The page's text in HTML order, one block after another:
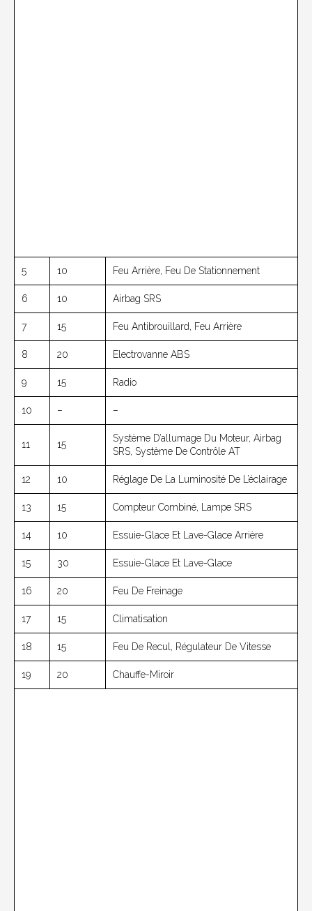
5 10 Feu Arrière, Feu De Stationnement
6 10 Airbag SRS
7 15 Feu Antibrouillard, Feu Arrière
8 20 Electrovanne ABS
9 15 Radio
10 – –
11 15
Système D’allumage Du Moteur, Airbag
SRS, Système De Contrôle AT
12 10 Réglage De La Luminosité De L’éclairage
13 15 Compteur Combiné, Lampe SRS
14 10 Essuie-Glace Et Lave-Glace Arrière
15 30 Essuie-Glace Et Lave-Glace
16 20 Feu De Freinage
17 15 Climatisation
18 15 Feu De Recul, Régulateur De Vitesse
19 20 Chauffe-Miroir